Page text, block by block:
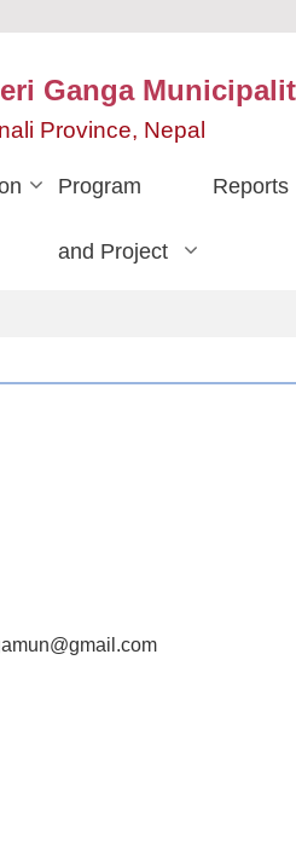
Ganga
Province, Nepal
Program
and Project
Reports